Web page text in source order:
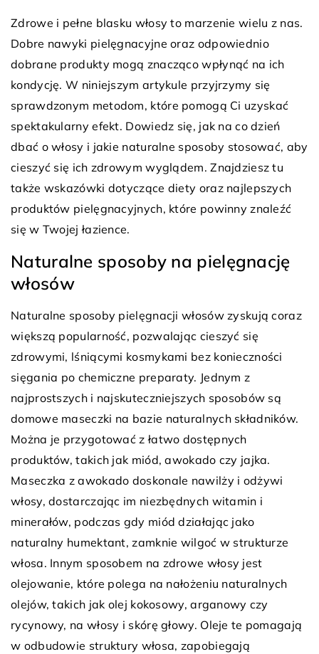
Zdrowe i pełne blasku włosy to marzenie wielu z nas.
Dobre nawyki pielęgnacyjne oraz odpowiednio
dobrane produkty mogą znacząco wpłynąć na ich
kondycję. W niniejszym artykule przyjrzymy się
sprawdzonym metodom, które pomogą Ci uzyskać
spektakularny efekt. Dowiedz się, jak na co dzień
dbać o włosy i jakie naturalne sposoby stosować, aby
cieszyć się ich zdrowym wyglądem. Znajdziesz tu
także wskazówki dotyczące diety oraz najlepszych
produktów pielęgnacyjnych, które powinny znaleźć
się w Twojej łazience.
Naturalne sposoby na pielęgnację
włosów
Naturalne sposoby pielęgnacji włosów zyskują coraz
większą popularność, pozwalając cieszyć się
zdrowymi, lśniącymi kosmykami bez konieczności
sięgania po chemiczne preparaty. Jednym z
najprostszych i najskuteczniejszych sposobów są
domowe maseczki na bazie naturalnych składników.
Można je przygotować z łatwo dostępnych
produktów, takich jak miód, awokado czy jajka.
Maseczka z awokado doskonale nawilży i odżywi
włosy, dostarczając im niezbędnych witamin i
minerałów, podczas gdy miód działając jako
naturalny humektant, zamknie wilgoć w strukturze
włosa. Innym sposobem na zdrowe włosy jest
olejowanie, które polega na nałożeniu naturalnych
olejów, takich jak olej kokosowy, arganowy czy
rycynowy, na włosy i skórę głowy. Oleje te pomagają
w odbudowie struktury włosa, zapobiegają